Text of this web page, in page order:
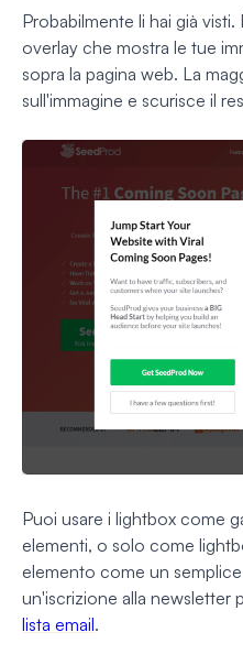
Probabilmente li hai già
overlay che mostra le tue
sopra la pagina web. La
sull'immagine e scurisce il
Puoi usare i lightbox come
elementi, o solo come
elemento come un semplice
un'iscrizione alla newsletter
lista email.